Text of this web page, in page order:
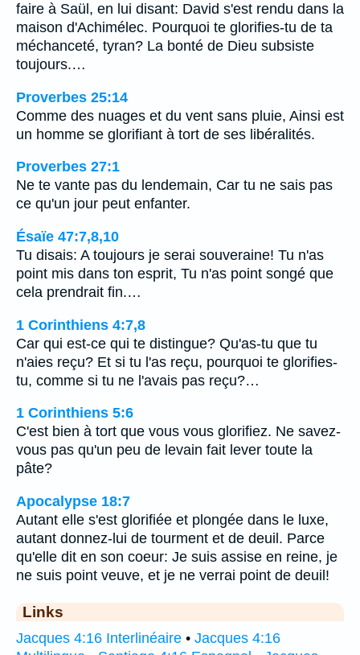
faire à Saül, en lui disant: David s'est rendu dans la
maison d'Achimélec. Pourquoi te glorifies-tu de ta
méchanceté, tyran? La bonté de Dieu subsiste
toujours.…
Proverbes 25:14
Comme des nuages et du vent sans pluie, Ainsi est
un homme se glorifiant à tort de ses libéralités.
Proverbes 27:1
Ne te vante pas du lendemain, Car tu ne sais pas
ce qu'un jour peut enfanter.
Ésaïe 47:7,8,10
Tu disais: A toujours je serai souveraine! Tu n'as
point mis dans ton esprit, Tu n'as point songé que
cela prendrait fin.…
1 Corinthiens 4:7,8
Car qui est-ce qui te distingue? Qu'as-tu que tu
n'aies reçu? Et si tu l'as reçu, pourquoi te glorifies-
tu, comme si tu ne l'avais pas reçu?…
1 Corinthiens 5:6
C'est bien à tort que vous vous glorifiez. Ne savez-
vous pas qu'un peu de levain fait lever toute la
pâte?
Apocalypse 18:7
Autant elle s'est glorifiée et plongée dans le luxe,
autant donnez-lui de tourment et de deuil. Parce
qu'elle dit en son coeur: Je suis assise en reine, je
ne suis point veuve, et je ne verrai point de deuil!
Links
Jacques 4:16 Interlinéaire • Jacques 4:16